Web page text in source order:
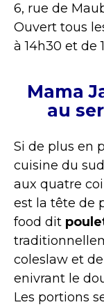
6, rue de
Ouvert tous
à 14h30 et de
Mama
au
Si de plus en
cuisine du
aux quatre
est la tête de
food dit
coleslaw et
enivrant le
Les portions